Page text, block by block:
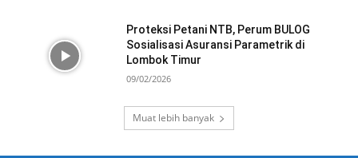
Proteksi Petani NTB, Perum BULOG
Sosialisasi Asuransi Parametrik di
Lombok Timur
09/02/2026
Muat lebih banyak